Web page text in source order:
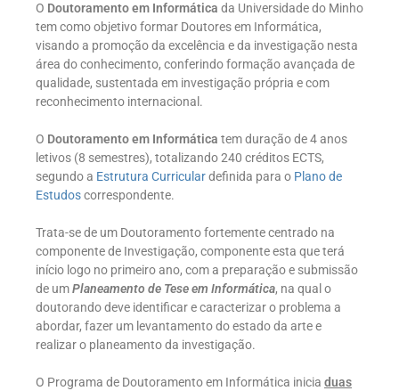
O Doutoramento em Informática da Universidade do Minho
tem como objetivo formar Doutores em Informática,
visando a promoção da excelência e da investigação nesta
área do conhecimento, conferindo formação avançada de
qualidade, sustentada em investigação própria e com
reconhecimento internacional.
O Doutoramento em Informática tem duração de 4 anos
letivos (8 semestres), totalizando 240 créditos ECTS,
segundo a Estrutura Curriculardefinida para o Plano de
Estudoscorrespondente.
Trata-se de um Doutoramento fortemente centrado na
componente de Investigação, componente esta que terá
início logo no primeiro ano, com a preparação e submissão
de umPlaneamento de Tese em Informática, na qual o
doutorando deve identificar e caracterizar o problema a
abordar, fazer um levantamento do estado da arte e
realizar o planeamento da investigação.
O Programa de Doutoramento em Informática inicia duas